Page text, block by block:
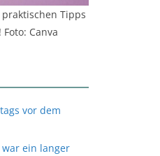
Tipps
Canva
vor dem
war ein langer